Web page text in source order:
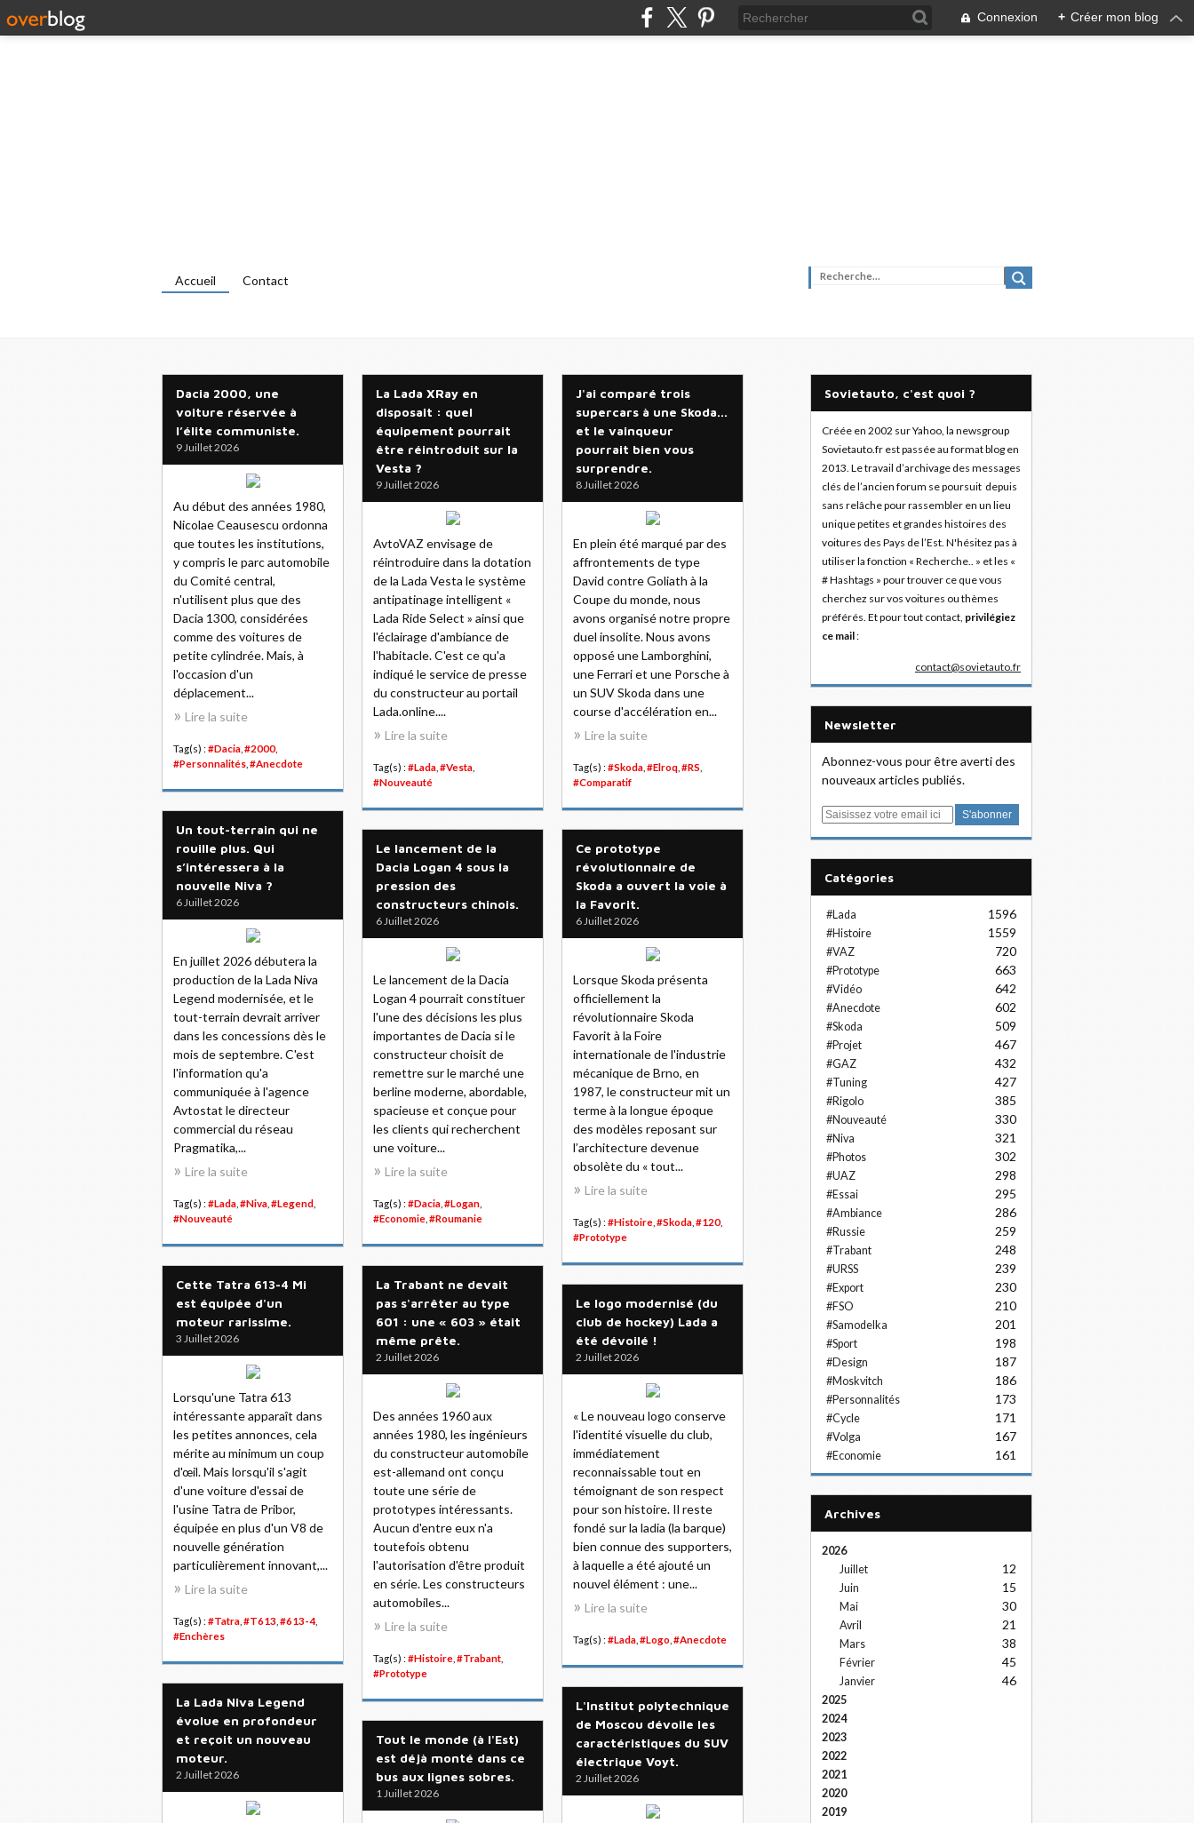
Connexion + Créer mon blog
Accueil Contact
Dacia 2000, une
voiture réservée à
l’élite communiste.
9 Juillet 2026
Au début des années 1980,
Nicolae Ceausescu ordonna
que toutes les institutions,
y compris le parc automobile
du Comité central,
n'utilisent plus que des
Dacia 1300, considérées
comme des voitures de
petite cylindrée. Mais, à
l'occasion d'un
déplacement...
Lire la suite
Tag(s) : #Dacia #2000,
#Personnalités #Anecdote
La Lada XRay en
disposait : quel
équipement pourrait
être réintroduit sur la
Vesta ?
9 Juillet 2026
AvtoVAZ envisage de
réintroduire dans la dotation
de la Lada Vesta le système
antipatinage intelligent «
Lada Ride Select » ainsi que
l'éclairage d'ambiance de
l'habitacle. C'est ce qu'a
indiqué le service de presse
du constructeur au portail
Lada.online....
Lire la suite
Tag(s) : #Lada #Vesta
#Nouveauté
J'ai comparé trois
supercars à une Skoda…
et le vainqueur
pourrait bien vous
surprendre.
8 Juillet 2026
En plein été marqué par des
affrontements de type
David contre Goliath à la
Coupe du monde, nous
avons organisé notre propre
duel insolite. Nous avons
opposé une Lamborghini,
une Ferrari et une Porsche à
un SUV Skoda dans une
course d'accélération en...
Lire la suite
Tag(s) : #Skoda #Elroq #RS
#Comparatif
Un tout-terrain qui ne
rouille plus. Qui
s’intéressera à la
nouvelle Niva ?
6 Juillet 2026
En juillet 2026 débutera la
production de la Lada Niva
Legend modernisée, et le
tout-terrain devrait arriver
dans les concessions dès le
mois de septembre. C'est
l'information qu'a
communiquée à l'agence
Avtostat le directeur
commercial du réseau
Pragmatika,...
Lire la suite
Tag(s) : #Lada #Niva #Legend
#Nouveauté
Le lancement de la
Dacia Logan 4 sous la
pression des
constructeurs chinois.
6 Juillet 2026
Le lancement de la Dacia
Logan 4 pourrait constituer
l'une des décisions les plus
importantes de Dacia si le
constructeur choisit de
remettre sur le marché une
berline moderne, abordable,
spacieuse et conçue pour
les clients qui recherchent
une voiture...
Lire la suite
Tag(s) : #Dacia #Logan
#Economie #Roumanie
Ce prototype
révolutionnaire de
Skoda a ouvert la voie à
la Favorit.
6 Juillet 2026
Lorsque Skoda présenta
officiellement la
révolutionnaire Skoda
Favorit à la Foire
internationale de l'industrie
mécanique de Brno, en
1987, le constructeur mit un
terme à la longue époque
des modèles reposant sur
l’architecture devenue
obsolète du « tout...
Lire la suite
Tag(s) : #Histoire #Skoda #120,
#Prototype
Cette Tatra 613-4 Mi
est équipée d'un
moteur rarissime.
3 Juillet 2026
Lorsqu'une Tatra 613
intéressante apparaît dans
les petites annonces, cela
mérite au minimum un coup
d'œil. Mais lorsqu'il s'agit
d'une voiture d'essai de
l'usine Tatra de Pribor,
équipée en plus d'un V8 de
nouvelle génération
particulièrement innovant,...
Lire la suite
Tag(s) : #Tatra #T613 #613-4,
#Enchères
La Trabant ne devait
pas s'arrêter au type
601 : une « 603 » était
même prête.
2 Juillet 2026
Des années 1960 aux
années 1980, les ingénieurs
du constructeur automobile
est-allemand ont conçu
toute une série de
prototypes intéressants.
Aucun d'entre eux n'a
toutefois obtenu
l'autorisation d'être produit
en série. Les constructeurs
automobiles...
Lire la suite
Tag(s) : #Histoire #Trabant
#Prototype
Le logo modernisé (du
club de hockey) Lada a
été dévoilé !
2 Juillet 2026
« Le nouveau logo conserve
l'identité visuelle du club,
immédiatement
reconnaissable tout en
témoignant de son respect
pour son histoire. Il reste
fondé sur la ladia (la barque)
bien connue des supporters,
à laquelle a été ajouté un
nouvel élément : une...
Lire la suite
Tag(s) : #Lada #Logo #Anecdote
La Lada Niva Legend
évolue en profondeur
et reçoit un nouveau
moteur.
2 Juillet 2026
L'Institut polytechnique
de Moscou dévoile les
caractéristiques du SUV
électrique Voyt.
2 Juillet 2026
Tout le monde (à l'Est)
est déjà monté dans ce
bus aux lignes sobres.
1 Juillet 2026
Sovietauto, c'est quoi ?
Créée en 2002 sur Yahoo, la newsgroup
Sovietauto.fr est passée au format blog en
2013. Le travail d’archivage des messages
clés de l’ancien forum se poursuit depuis
sans relâche pour rassembler en un lieu
unique petites et grandes histoires des
voitures des Pays de l’Est. N'hésitez pas à
utiliser la fonction « Recherche.. » et les «
# Hashtags » pour trouver ce que vous
cherchez sur vos voitures ou thèmes
préférés. Et pour tout contact, privilégiez
ce mail:
contact@sovietauto.fr
Newsletter
Abonnez-vous pour être averti des
nouveaux articles publiés.
E
Catégories
#Lada 1596
#Histoire 1559
#VAZ 720
#Prototype 663
#Vidéo 642
#Anecdote 602
#Skoda 509
#Projet 467
#GAZ 432
#Tuning 427
#Rigolo 385
#Nouveauté 330
#Niva 321
#Photos 302
#UAZ 298
#Essai 295
#Ambiance 286
#Russie 259
#Trabant 248
#URSS 239
#Export 230
#FSO 210
#Samodelka 201
#Sport 198
#Design 187
#Moskvitch 186
#Personnalités 173
#Cycle 171
#Volga 167
#Economie 161
Archives
2026
Juillet
12
Juin 15
Mai 30
Avril 21
Mars 38
Février 45
Janvier 46
2025
2024
2023
2022
2021
2020
2019